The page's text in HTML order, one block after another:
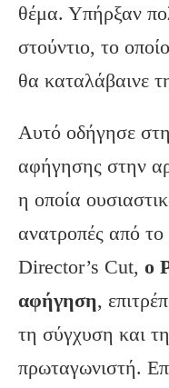
θέμα. Υπήρξαν
στούντιο, το
θα καταλάβαινε
Αυτό οδήγησε
αφήγησης στην
η οποία
ανατροπές από
Director’s Cut, ο
αφήγηση,
τη σύγχυση και
πρωταγωνιστή.